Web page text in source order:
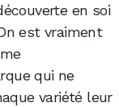
en soi
est vraiment
qui ne
variété leur